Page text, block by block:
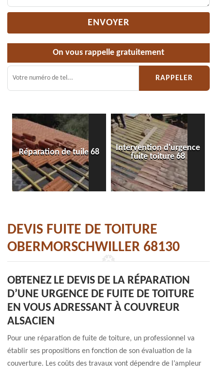
On vous rappelle gratuitement
Réparation de tuile 68
Intervention d'urgence
fuite toiture 68
DEVIS FUITE DE TOITURE
OBERMORSCHWILLER 68130
OBTENEZ LE DEVIS DE LA RÉPARATION
D’UNE URGENCE DE FUITE DE TOITURE
EN VOUS ADRESSANT À COUVREUR
ALSACIEN
Pour une réparation de fuite de toiture, un professionnel va
établir ses propositions en fonction de son évaluation de la
couverture. Les coûts des travaux vont dépendre de l’ampleur